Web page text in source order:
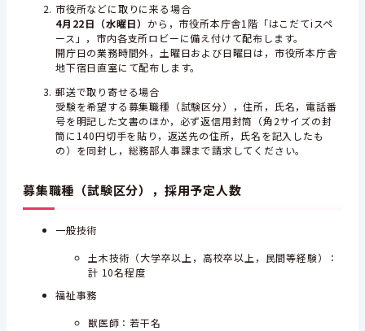
市役所などに取りに来る場合
4月22日（水曜日） から，市役所本庁舎1階「はこだてiスペ
ース」，市内各支所ロビーに備え付けて配布します。
開庁日の業務時間外，土曜日および日曜日は，市役所本庁舎
地下宿日直室にて配布します。
郵送で取り寄せる場合
受験を希望する募集職種（試験区分），住所，氏名，電話番
号を明記した文書のほか，必ず返信用封筒（角2サイズの封
筒に140円切手を貼り，返送先の住所，氏名を記入したも
の）を同封し，総務部人事課まで請求してください。
募集職種（試験区分），採用予定人数
一般技術
土木技術（大学卒以上，高校卒以上，民間等経験）：
計 10名程度
福祉事務
獣医師：若干名